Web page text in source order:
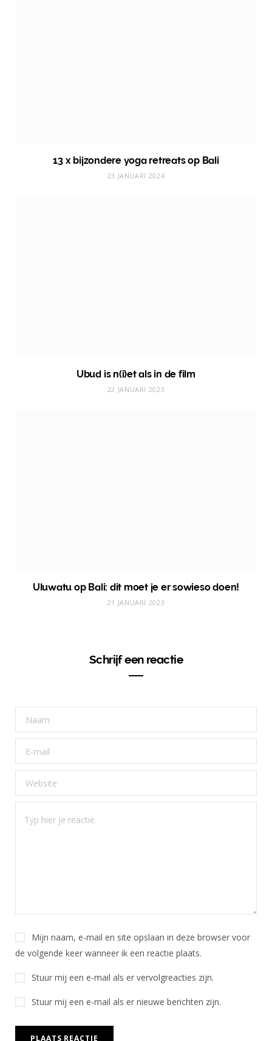
13 x bijzondere yoga retreats op Bali
23 JANUARI 2024
Ubud is n(i)et als in de film
22 JANUARI 2023
Uluwatu op Bali: dit moet je er sowieso doen!
21 JANUARI 2023
Schrijf een reactie
Mijn naam, e-mail en site opslaan in deze browser voor
de volgende keer wanneer ik een reactie plaats.
Stuur mij een e-mail als er vervolgreacties zijn.
Stuur mij een e-mail als er nieuwe berichten zijn.